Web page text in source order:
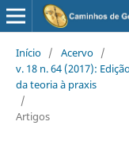
Início / Acervo /
v. 18 n. 64 (2017):
da teoria à praxis
/
Artigos